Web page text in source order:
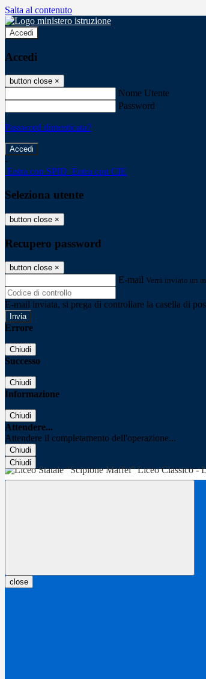
Salta al contenuto
Accedi
Accedi
button close ×
Nome Utente
Password
Password dimenticata?
-
Entra con SPID Entra con CIE
Seleziona utente
button close ×
Recupero password
button close ×
E-mail Verrà inviato un
E-mail inviata, si prega di controllare la casella di
Errore
Chiudi
Successo
Chiudi
Informazione
Chiudi
Attendere...
Attendere il completamento dell'operazione...
Chiudi
Chiudi
close